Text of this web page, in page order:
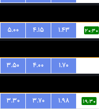
۲۰:۳۰ ۱.۴۳ ۴.۱۵
۵.۰۰
۱.۷۰ ۴.۰۰
۳.۵۰
۱۹:۳۰ ۱.۹۸ ۳.۷۰
۳.۳۰